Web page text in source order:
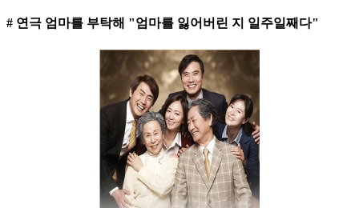
# 연극 엄마를 부탁해 "엄마를 잃어버린 지 일주일째다"